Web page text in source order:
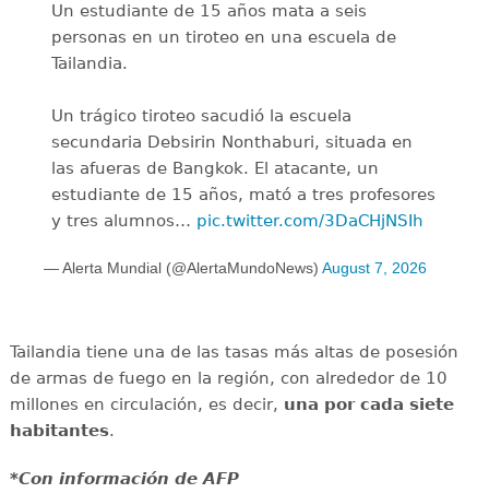
Un estudiante de 15 años mata a seis
personas en un tiroteo en una escuela de
Tailandia.
Un trágico tiroteo sacudió la escuela
secundaria Debsirin Nonthaburi, situada en
las afueras de Bangkok. El atacante, un
estudiante de 15 años, mató a tres profesores
y tres alumnos… pic.twitter.com/3DaCHjNSIh
— Alerta Mundial (@AlertaMundoNews) August 7, 2026
Tailandia tiene una de las tasas más altas de posesión
de armas de fuego en la región, con alrededor de 10
millones en circulación, es decir, una por cada siete
habitantes.
*Con información de AFP